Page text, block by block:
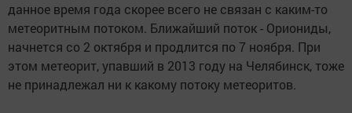
данное время года скорее всего не связан с каким-то
метеоритным потоком. Ближайший поток - Ориониды,
начнется со 2 октября и продлится по 7 ноября. При
этом метеорит, упавший в 2013 году на Челябинск, тоже
не принадлежал ни к какому потоку метеоритов.